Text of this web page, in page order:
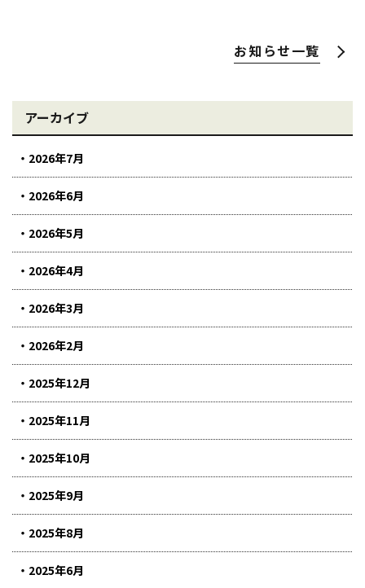
お知らせ一覧
アーカイブ
2026年7月
2026年6月
2026年5月
2026年4月
2026年3月
2026年2月
2025年12月
2025年11月
2025年10月
2025年9月
2025年8月
2025年6月